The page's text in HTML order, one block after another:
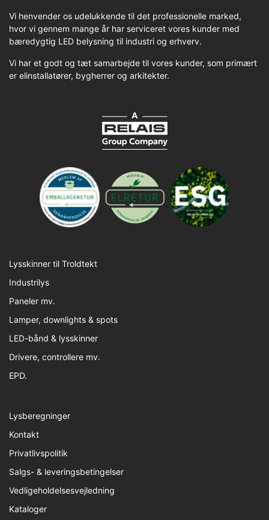
Vi henvender os udelukkende til det professionelle marked,
hvor vi gennem mange år har serviceret vores kunder med
bæredygtig LED belysning til industri og erhverv.
Vi har et godt og tæt samarbejde til vores kunder, som primært
er elinstallatører, bygherrer og arkitekter.
Lysskinner til Troldtekt
Industrilys
Paneler mv.
Lamper, downlights & spots
LED-bånd & lysskinner
Drivere, controllere mv.
EPD.
Lysberegninger
Kontakt
Privatlivspolitik
Salgs- & leveringsbetingelser
Vedligeholdelsesvejledning
Kataloger